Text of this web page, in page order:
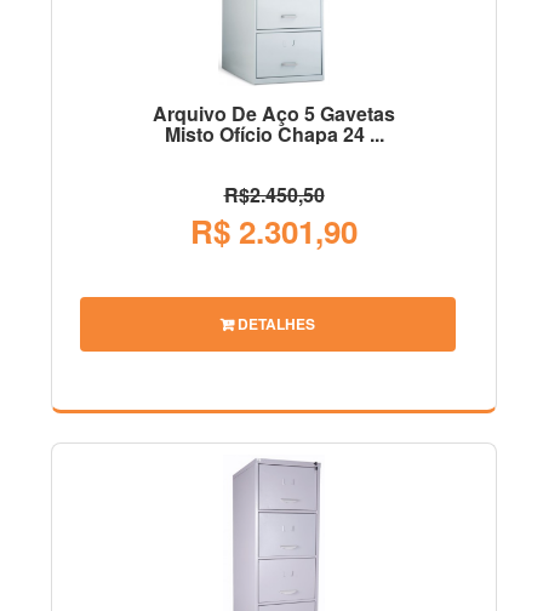
Arquivo De Aço 5 Gavetas
Misto Ofício Chapa 24 ...
R$2.450,50
R$ 2.301,90
DETALHES